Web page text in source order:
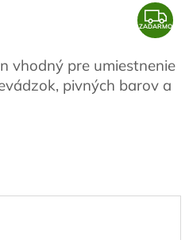
Z
A
D
A
ZADARMO
vhodný pre umiestnenie
pivných barov a